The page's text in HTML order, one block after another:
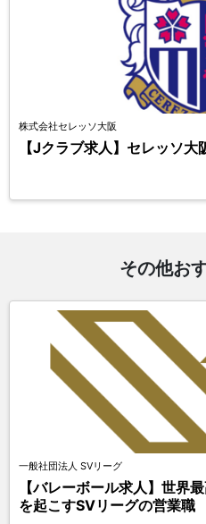
株式会社セレッソ大阪
【Jクラブ求人】セレッソ大
その他お
一般社団法人 SVリーグ
【バレーボール求人】世界
を起こすSVリーグの営業職